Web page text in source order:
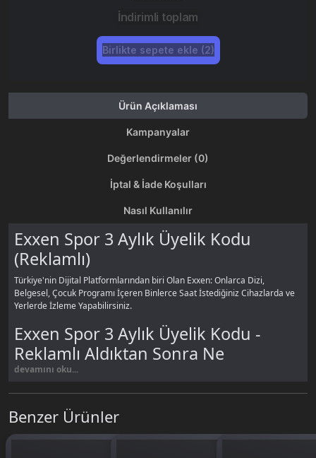
İndirimli toplam
Birlikte sepete ekle (2)
Ürün Açıklaması
Kampanyalar
Değerlendirmeler (0)
İptal & İade Koşulları
Nasıl Kullanılır
Exxen Spor 3 Aylık Üyelik Kodu
(Reklamlı)
Türkiye'nin Dijital Platformlarından biri Olan Exxen: Onlarca Dizi,
Belgesel, Çocuk Programı İçeren Binlerce Saat İstediğiniz Cihazlarda ve
Yerlerde İzleme Yapabilirsiniz.
Exxen Spor 3 Aylık Üyelik Kodu -
Reklamlı Aldıktan Sonra Ne
Yapmalıyım ?
Satın aldıktan 3 Aylık Reklamlı üyelik kodu otomatik olarak SMS &
Mail ile gönderilir.
Siparişlerimsayfasından takip edin.
Üye girişi yapmayarak alınan 3 Aylık Reklamlı üyelik kodu SMS &
devamını oku...
Benzer Ürünler